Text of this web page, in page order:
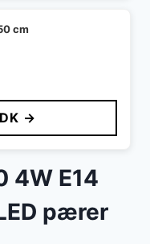
cm
→
4W E14
pærer